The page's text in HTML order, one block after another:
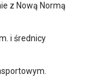
z Nową Normą
i średnicy